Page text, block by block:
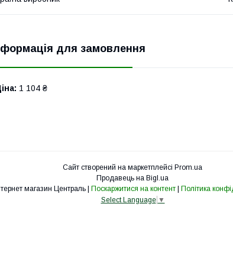
для замовлення
1 104 ₴
Сайт створений на маркетплейсі Prom.ua
Продавець на Bigl.ua
Інтернет магазин Централь | Поскаржитися на контент | Політика
Select Language ▼